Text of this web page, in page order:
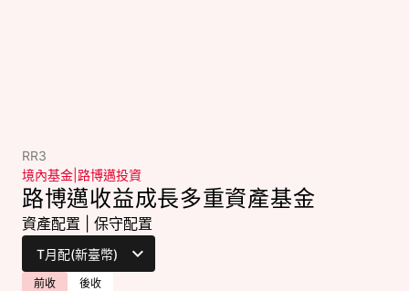
RR3
境內基金 路博邁投資
路博邁收益成長多重資產基金
資產配置 保守配置
前收
後收